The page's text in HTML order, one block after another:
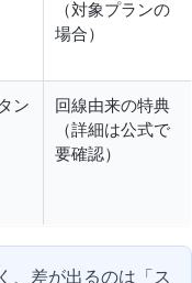
（対象プランの
場合）
ン
回線由来の特典
（詳細は公式で
要確認）
、差が出るのは「ス